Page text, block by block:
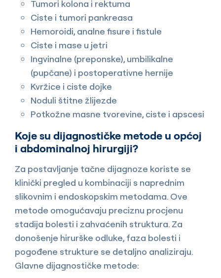
Tumori kolona i rektuma
Ciste i tumori pankreasa
Hemoroidi, analne fisure i fistule
Ciste i mase u jetri
Ingvinalne (preponske), umbilikalne
(pupčane) i postoperativne hernije
Kvržice i ciste dojke
Noduli štitne žlijezde
Potkožne masne tvorevine, ciste i apscesi
Koje su dijagnostičke metode u općoj
i abdominalnoj hirurgiji?
Za postavljanje tačne dijagnoze koriste se
klinički pregled u kombinaciji s naprednim
slikovnim i endoskopskim metodama. Ove
metode omogućavaju preciznu procjenu
stadija bolesti i zahvaćenih struktura. Za
donošenje hirurške odluke, faza bolesti i
pogođene strukture se detaljno analiziraju.
Glavne dijagnostičke metode: